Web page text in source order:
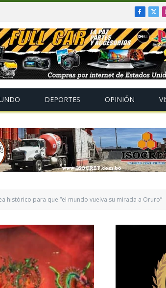
X
DEPORTES OPINIÓN
histórico para que “el mundo vuelva su mirada a Oruro”